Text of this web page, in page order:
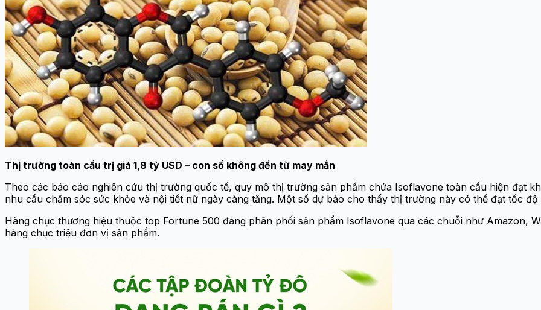
Thị trường toàn cầu trị giá 1,8 tỷ USD – con số không đến từ may mắn
Theo các báo cáo nghiên cứu thị trường quốc tế, quy mô thị trường sản phẩm chứa Isoflavone toàn cầu hiện đạt
nhu cầu chăm sóc sức khỏe và nội tiết nữ ngày càng tăng. Một số dự báo cho thấy thị trường này có thể đạt tốc
Hàng chục thương hiệu thuộc top Fortune 500 đang phân phối sản phẩm Isoflavone qua các chuỗi như Amazon,
hàng chục triệu đơn vị sản phẩm.